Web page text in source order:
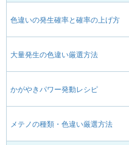
色違いの発生確率と確率の上げ方
大量発生の色違い厳選方法
かがやきパワー発動レシピ
メテノの種類・色違い厳選方法